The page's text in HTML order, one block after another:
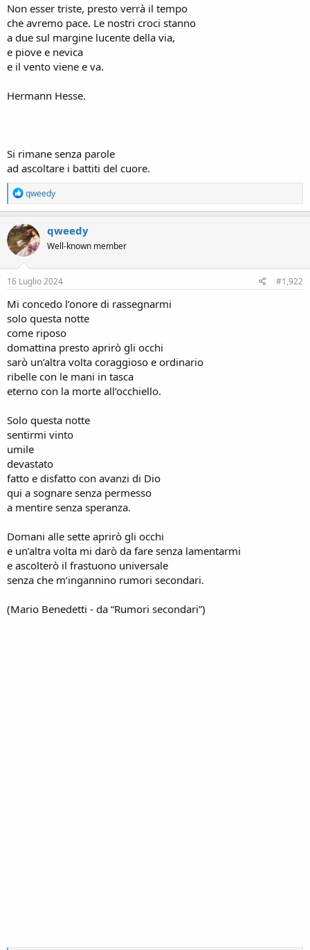
Non esser triste, presto verrà il tempo
che avremo pace. Le nostri croci stanno
a due sul margine lucente della via,
e piove e nevica
e il vento viene e va.
Hermann Hesse.
Si rimane senza parole
ad ascoltare i battiti del cuore.
R
e
a
c
t
i
o
n
s
qweedy
qweedy
Well-known member
16 Luglio 2024 #1,922
Mi concedo l’onore di rassegnarmi
solo questa notte
come riposo
domattina presto aprirò gli occhi
sarò un’altra volta coraggioso e ordinario
ribelle con le mani in tasca
eterno con la morte all’occhiello.
Solo questa notte
sentirmi vinto
umile
devastato
fatto e disfatto con avanzi di Dio
qui a sognare senza permesso
a mentire senza speranza.
Domani alle sette aprirò gli occhi
e un’altra volta mi darò da fare senza lamentarmi
e ascolterò il frastuono universale
senza che m’ingannino rumori secondari.
(Mario Benedetti - da “Rumori secondari”)